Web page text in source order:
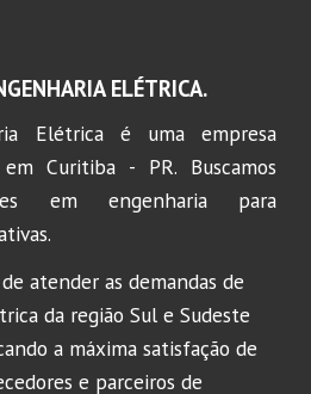
ELÉTRICA.
Elétrica é uma empresa
Curitiba - PR. Buscamos
em engenharia para
atender as demandas de
da região Sul e Sudeste
a máxima satisfação de
e parceiros de